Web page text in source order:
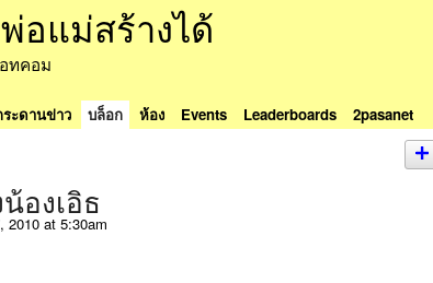
ทคอม
ะดานข่าว บล็อก ห้อง Events Leaderboards
2pasanet
องเอิธ
at 5:30am